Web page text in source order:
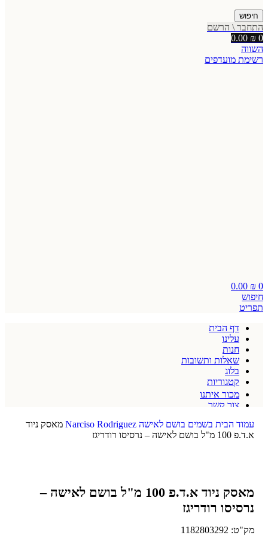
חיפוש
התחבר \ הרשם
0
0.00 ₪
השווה
רשימת מועדפים
0
0.00 ₪
חיפוש
תפריט
דף הבית
עלינו
חנות
שאלות ותשובות
בלוג
קטגוריות
מכור איתנו
צור קשר
עמוד הבית בשמים בושם לאישה Narciso Rodriguez מאסק ניוד
א.ד.פ 100 מ"ל בושם לאישה – נרסיסו רודריגז
מאסק ניוד א.ד.פ 100 מ"ל בושם לאישה –
נרסיסו רודריגז
מק"ט: 1182803292